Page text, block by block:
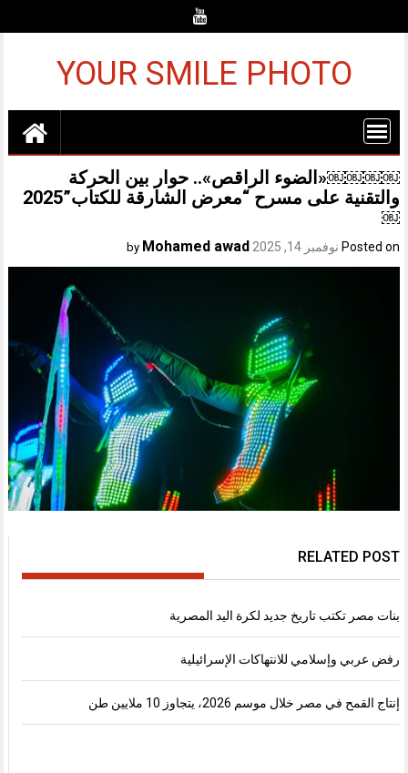
YOUR SMILE PHOTO
￼￼￼￼«الضوء الراقص».. حوار بين الحركة
والتقنية على مسرح “معرض الشارقة للكتاب”2025
￼
Posted on نوفمبر 14, 2025 Mohamed awad
RELATED POST
بنات مصر تكتب تاريخ جديد لكرة اليد المصرية
رفض عربي وإسلامي للانتهاكات الإسرائيلية
إنتاج القمح في مصر خلال موسم 2026، يتجاوز 10 ملايين طن